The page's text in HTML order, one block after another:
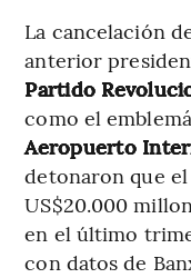
La cancelación
anterior
Partido
como el
Aeropuerto
detonaron que
US$20.000
en el último
con datos de